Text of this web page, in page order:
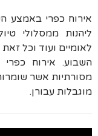
אירוח כפרי באמצע
ליהנות ממסלולי
לאומיים ועוד וכל
השבוע. אירוח
מסורתיות אשר
מוגבלות עבורן.